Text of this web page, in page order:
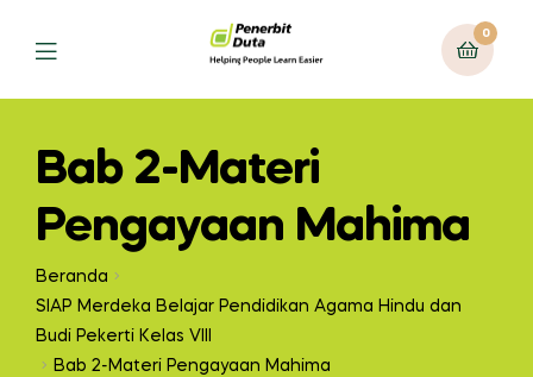
0
Bab 2-Materi
Pengayaan Mahima
Beranda
SIAP Merdeka Belajar Pendidikan Agama Hindu dan
Budi Pekerti Kelas VIII
Bab 2-Materi Pengayaan Mahima